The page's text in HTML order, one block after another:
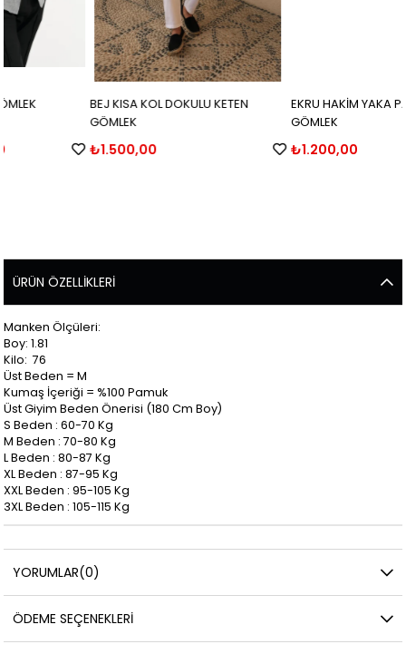
BEJ KISA KOL DOKULU KETEN
₺1.500,00
EKRU HAKİM YAKA PAMUKLU KETEN
₺1.200,00
ÜRÜN ÖZELLIKLERI
Manken Ölçüleri:
Boy: 1.81
Kilo: 76
Üst Beden = M
Kumaş İçeriği = %100 Pamuk
Üst Giyim Beden Önerisi (180 Cm Boy)
S Beden : 60-70 Kg
M Beden : 70-80 Kg
L Beden : 80-87 Kg
XL Beden : 87-95 Kg
XXL Beden : 95-105 Kg
3XL Beden : 105-115 Kg
YORUMLAR(0)
ÖDEME SEÇENEKLERI